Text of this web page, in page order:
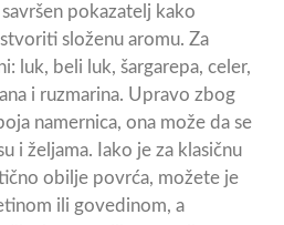
pokazatelj kako
složenu aromu. Za
luk, beli luk, šargarepa, celer,
i ruzmarina. Upravo zbog
namernica, ona može da se
i željama. Iako je za klasičnu
obilje povrća, možete je
ili govedinom, a